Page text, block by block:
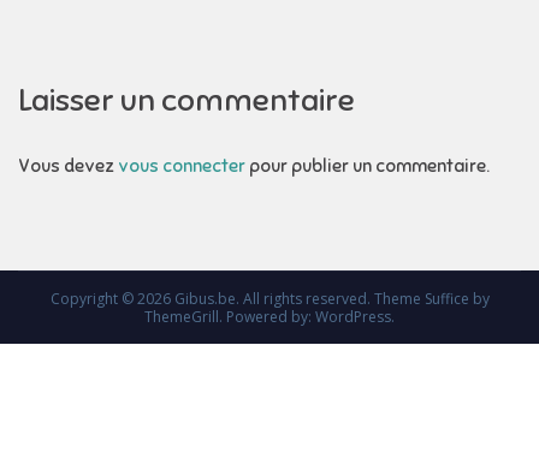
Laisser un commentaire
Vous devez vous connecter pour publier un commentaire.
Copyright © 2026 Gibus.be. All rights reserved. Theme Suffice by
ThemeGrill. Powered by: WordPress.